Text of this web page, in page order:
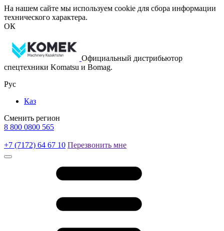
На нашем сайте мы используем cookie для сбора информации
технического характера.
ОК
Официальный дистрибьютор
спецтехники Komatsu и Bomag.
Рус
Каз
Сменить регион
8 800 0800 565
+7 (7172) 64 67 10 Перезвонить мне